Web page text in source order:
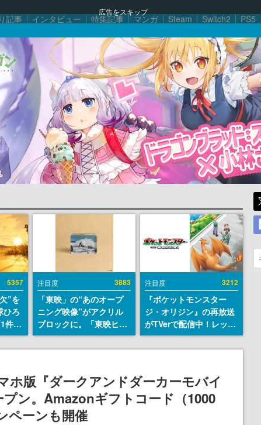
広告をスキップ
記事 インタビュー 特集記事 マンガ Steam Switch2 PS5
5357
”を
ひろ
件」
をも
し
から
注目度 3883
「東映」の“あのオープ
ニング映像”がアクリル
ブロックに。「東映ヒス
トリカル グッズコレクシ
ョン」が8月下旬より発
注目度 3212
『ポケットモンスター
ジ・オリジン』の再放送
がTVerで配信中！レッド
（CV：竹内順子）が主人
公のオリジナルアニメ
ホ版『ダークアンドダーカーモバイ
ン。Amazonギフトコード（1000
ペーンも開催